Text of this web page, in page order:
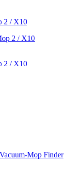
2 / X10
2 / X10
Mop Finder